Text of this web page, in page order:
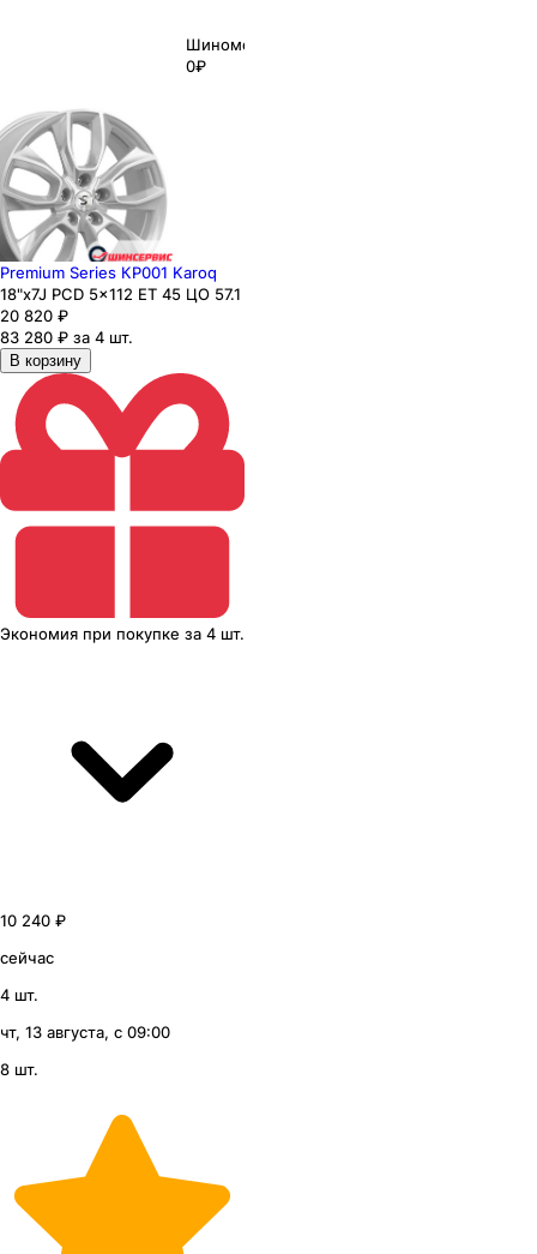
Шиномонтаж
0₽
Premium Series КР001 Karoq
18"x7J PCD 5x112 ЕТ 45 ЦО 57.1
20 820 ₽
83 280 ₽ за 4 шт.
В корзину
Экономия при покупке за 4 шт.
10 240 ₽
сейчас
4 шт.
чт, 13 августа, с 09:00
8 шт.